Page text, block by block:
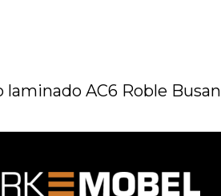
laminado AC6 Roble Busan